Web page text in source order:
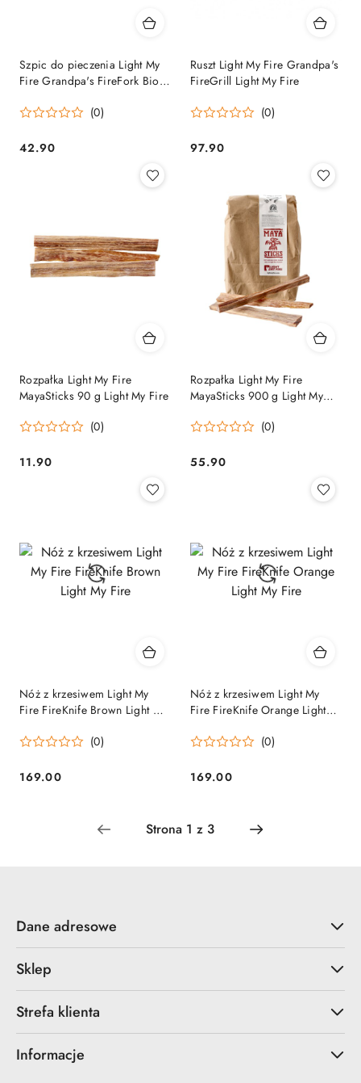
Szpic do pieczenia Light My
Fire Grandpa's FireFork Bio
(0)
Cena:
42.90
Ruszt Light My Fire Grandpa's
FireGrill Light My Fire
(0)
Cena:
97.90
Rozpałka Light My Fire
MayaSticks 90 g Light My Fire
(0)
Cena:
11.90
Rozpałka Light My Fire
MayaSticks 900 g Light My
(0)
Cena:
55.90
Nóż z krzesiwem Light My
Fire FireKnife Brown Light My
(0)
Cena:
169.00
Nóż z krzesiwem Light My
Fire FireKnife Orange Light
(0)
Cena:
169.00
Dane adresowe
Sklep
Strefa klienta
Informacje